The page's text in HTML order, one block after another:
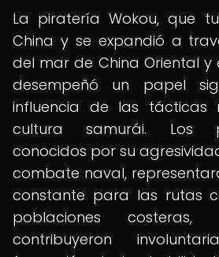
La piratería Wokou, que
China y se expandió a
del mar de China Oriental
desempeñó un papel
influencia de las tácticas
cultura samurái. Los
conocidos por su
combate naval,
constante para las rutas
poblaciones
contribuyeron